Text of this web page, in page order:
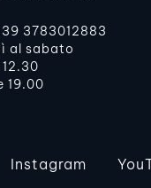
3783012883
al sabato
19.00
Instagram